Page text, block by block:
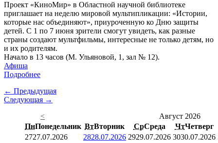
Проект «КиноМир» в Областной научной библиотеке
приглашает на неделю мировой мультипликации: «Истории,
которые нас объединяют», приуроченную ко Дню защиты
детей. С 1 по 7 июня зрители смогут увидеть, как разные
страны создают мультфильмы, интересные не только детям, но
и их родителям.
Начало в 13 часов (М. Ульяновой, 1, зал № 12).
Афиша
Подробнее
← Предыдущая
Следующая →
<
Август 2026
ПнПонедельник ВтВторник СрСреда ЧтЧетверг
2727.07.2026 2828.07.2026 2929.07.2026 3030.07.2026